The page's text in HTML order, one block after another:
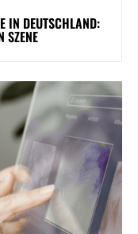
IN DEUTSCHLAND:
SZENE